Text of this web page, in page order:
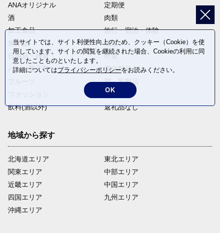
ANAオリジナル
定期便
酒
肉類
加工食品
旅行・宿泊・体験
魚介類
麺類
日用品・雑貨
野菜
パン・菓子類
電化製品
卵・乳製品
米・穀物
飲料(酒以外)
返礼品なし
地域から探す
北海道エリア
関東エリア
近畿エリア
四国エリア
沖縄エリア
東北エリア
中部エリア
中国エリア
九州エリア
当サイトでは、サイト利便性向上のため、クッキー（Cookie）を使
用しています。サイトの閲覧を継続された場合、Cookieの利用に同
意したことものといたします。
詳細についてはプライバシーポリシーをお読みください。
OK